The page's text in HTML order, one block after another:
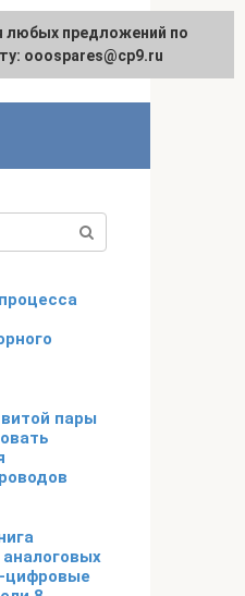
English
пары
цифровые
любых предложений по
ooospares@cp9.ru